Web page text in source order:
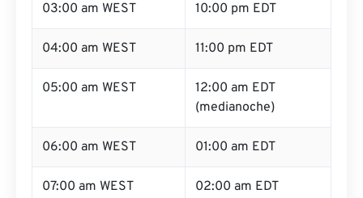
03:00 am WEST 10:00 pm EDT
04:00 am WEST 11:00 pm EDT
05:00 am WEST
12:00 am EDT
(medianoche)
06:00 am WEST 01:00 am EDT
07:00 am WEST 02:00 am EDT